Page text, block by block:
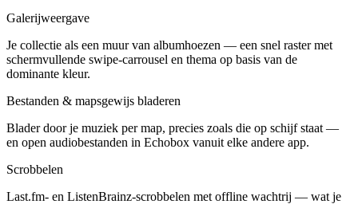
Galerijweergave
Je collectie als een muur van albumhoezen — een snel raster met
schermvullende swipe-carrousel en thema op basis van de
dominante kleur.
Bestanden & mapsgewijs bladeren
Blader door je muziek per map, precies zoals die op schijf staat —
en open audiobestanden in Echobox vanuit elke andere app.
Scrobbelen
Last.fm- en ListenBrainz-scrobbelen met offline wachtrij — wat je